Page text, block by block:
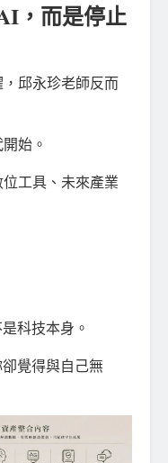
，而是停止
邱永珍老師反而
始。
工具、未來產業
科技本身。
覺得與自己無